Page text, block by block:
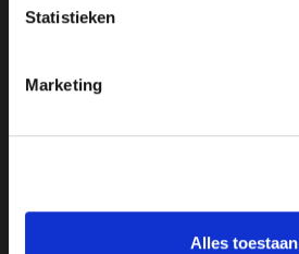
Statistieken
Marketing
Alles toestaan